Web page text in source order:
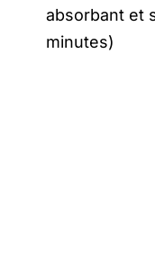
absorbant et
minutes)